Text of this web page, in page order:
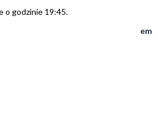
o godzinie 19:45.
em